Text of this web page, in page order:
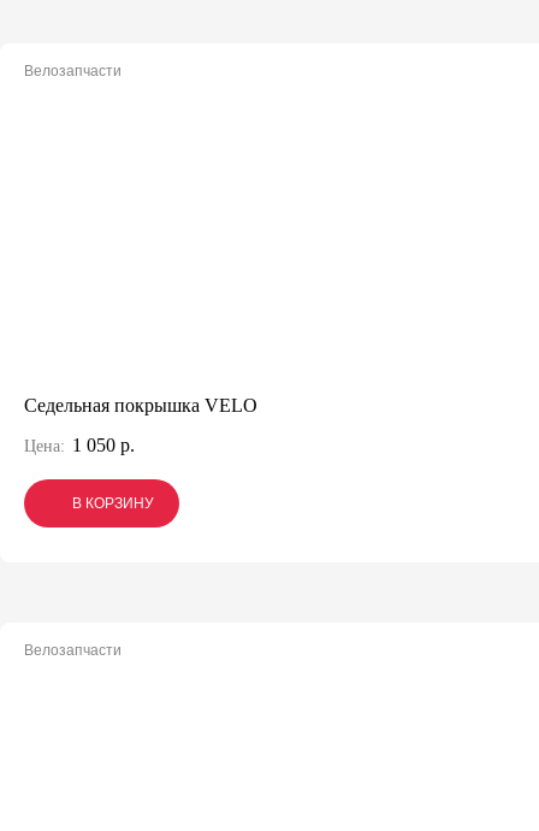
Велозапчасти
Седельная покрышка VELO
Цена: 1 050 р.
В КОРЗИНУ
В КОРЗИНУ
В КОРЗИНУ
Велозапчасти